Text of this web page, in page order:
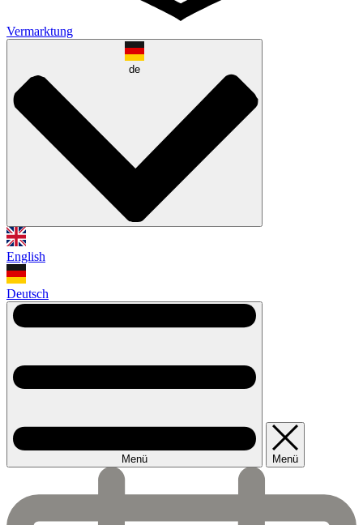
Vermarktung
de
English
Deutsch
Menü Menü